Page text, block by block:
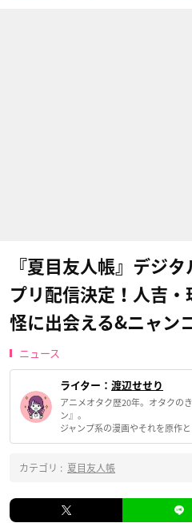
『夏目友人帳』デジ
プリ配信決定！人吉
怪に出会える&ニャン
ニュース
ライター： 渡辺せせり
アニメオタク歴20年。オタクの
ン』。
ジャンプ系の漫画やそれを原作
カテゴリ : 夏目友人帳